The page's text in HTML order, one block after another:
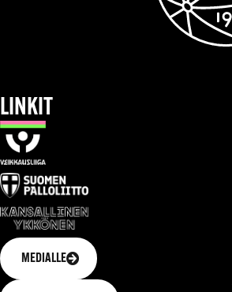
LINKIT
MEDIALLE